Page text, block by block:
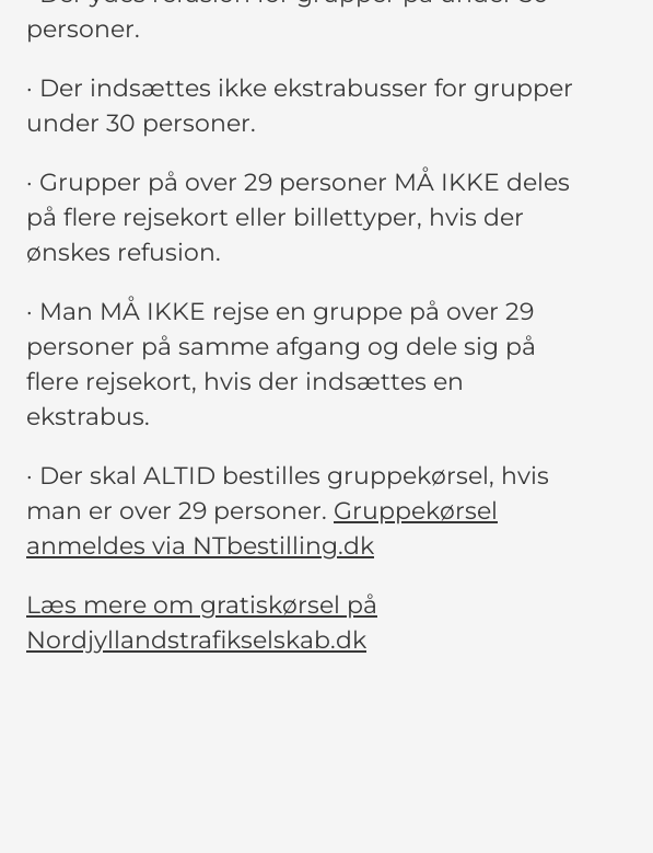
personer.
· Der indsættes ikke ekstrabusser for grupper
under 30 personer.
· Grupper på over 29 personer MÅ IKKE deles
på flere rejsekort eller billettyper, hvis der
ønskes refusion.
· Man MÅ IKKE rejse en gruppe på over 29
personer på samme afgang og dele sig på
flere rejsekort, hvis der indsættes en
ekstrabus.
· Der skal ALTID bestilles gruppekørsel, hvis
man er over 29 personer. Gruppekørsel
anmeldes via NTbestilling.dk
Læs mere om gratiskørsel på
Nordjyllandstrafikselskab.dk